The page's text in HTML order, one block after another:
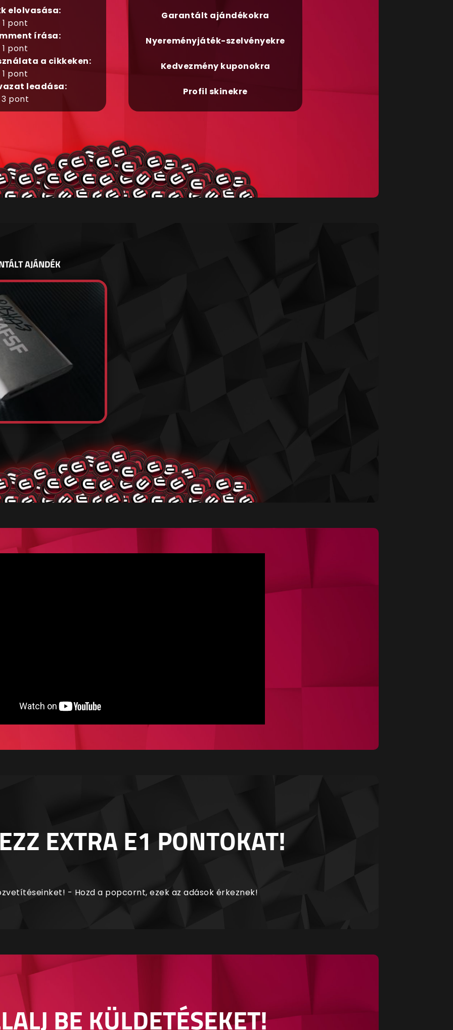
elolvasása:
1 pont
írása:
1 pont
a cikkeken:
1 pont
leadása:
3 pont
Garantált ajándékokra
Nyereményjáték-szelvényekre
Kedvezmény kuponokra
Profil skinekre
AJÁNDÉK
EXTRA E1 PONTOKAT!
- Hozd a popcornt, ezek az adások érkeznek!
BE KÜLDETÉSEKET!